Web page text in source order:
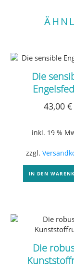
Die
43,00 €
inkl. 19 %
zzgl.
IN DEN
Die